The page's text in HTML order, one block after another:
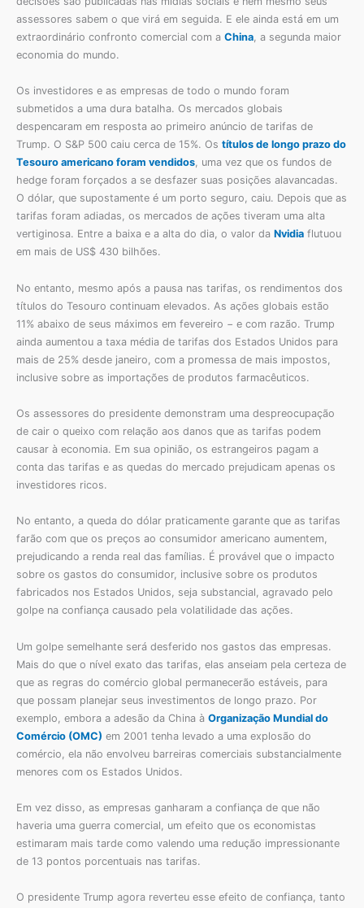
assessores sabem o que virá em seguida. E ele ainda está em um
extraordinário confronto comercial com a China , a segunda maior
economia do mundo.
Os investidores e as empresas de todo o mundo foram
submetidos a uma dura batalha. Os mercados globais
despencaram em resposta ao primeiro anúncio de tarifas de
Trump. O S&P 500 caiu cerca de 15%. Os títulos de longo prazo do
Tesouro americano foram vendidos, uma vez que os fundos de
hedge foram forçados a se desfazer suas posições alavancadas.
O dólar, que supostamente é um porto seguro, caiu. Depois que as
tarifas foram adiadas, os mercados de ações tiveram uma alta
vertiginosa. Entre a baixa e a alta do dia, o valor da Nvidia flutuou
em mais de US$ 430 bilhões.
No entanto, mesmo após a pausa nas tarifas, os rendimentos dos
títulos do Tesouro continuam elevados. As ações globais estão
11% abaixo de seus máximos em fevereiro − e com razão. Trump
ainda aumentou a taxa média de tarifas dos Estados Unidos para
mais de 25% desde janeiro, com a promessa de mais impostos,
inclusive sobre as importações de produtos farmacêuticos.
Os assessores do presidente demonstram uma despreocupação
de cair o queixo com relação aos danos que as tarifas podem
causar à economia. Em sua opinião, os estrangeiros pagam a
conta das tarifas e as quedas do mercado prejudicam apenas os
investidores ricos.
No entanto, a queda do dólar praticamente garante que as tarifas
farão com que os preços ao consumidor americano aumentem,
prejudicando a renda real das famílias. É provável que o impacto
sobre os gastos do consumidor, inclusive sobre os produtos
fabricados nos Estados Unidos, seja substancial, agravado pelo
golpe na confiança causado pela volatilidade das ações.
Um golpe semelhante será desferido nos gastos das empresas.
Mais do que o nível exato das tarifas, elas anseiam pela certeza de
que as regras do comércio global permanecerão estáveis, para
que possam planejar seus investimentos de longo prazo. Por
exemplo, embora a adesão da China à Organização Mundial do
Comércio (OMC) em 2001 tenha levado a uma explosão do
comércio, ela não envolveu barreiras comerciais substancialmente
menores com os Estados Unidos.
Em vez disso, as empresas ganharam a confiança de que não
haveria uma guerra comercial, um efeito que os economistas
estimaram mais tarde como valendo uma redução impressionante
de 13 pontos porcentuais nas tarifas.
O presidente Trump agora reverteu esse efeito de confiança, tanto